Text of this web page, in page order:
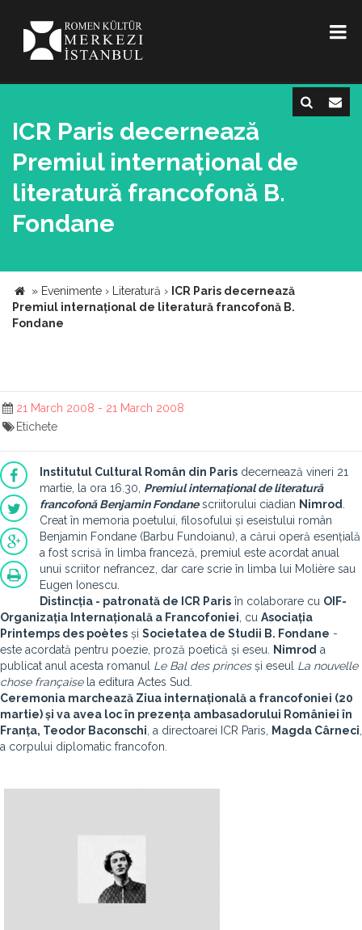
ICR Paris decernează
Premiul internațional de
literatură francofonă B.
Fondane
» Evenimente › Literatură › ICR Paris decernează
Premiul internațional de literatură francofonă B.
Fondane
21 March 2008 - 21 March 2008
Etichete
Institutul Cultural Român din Paris decernează vineri 21
martie, la ora 16.30, Premiul internațional de literatură
francofonă Benjamin Fondanescriitorului ciadian Nimrod
Creat în memoria poetului, filosofului și eseistului român
Benjamin Fondane (Barbu Fundoianu), a cărui operă esențială
a fost scrisă în limba franceză, premiul este acordat anual
unui scriitor nefrancez, dar care scrie în limba lui Molière sau
Eugen Ionescu.
Distincția - patronată de ICR Paris în colaborare cu OIF-
Organizația Internațională a Francofoniei , cu Asociația
Printemps des poètes și Societatea de Studii B. Fondane -
este acordată pentru poezie, proză poetică și eseu.
Nimrod a
publicat anul acesta romanul Le Bal des princesși eseul La nouvelle
chose françaisela editura Actes Sud.
Ceremonia marchează Ziua internațională a francofoniei (20
martie) și va avea loc în prezența ambasadorului României în
Franța, Teodor Baconschi , a directoarei ICR Paris, Magda Cârneci
a corpului diplomatic francofon.